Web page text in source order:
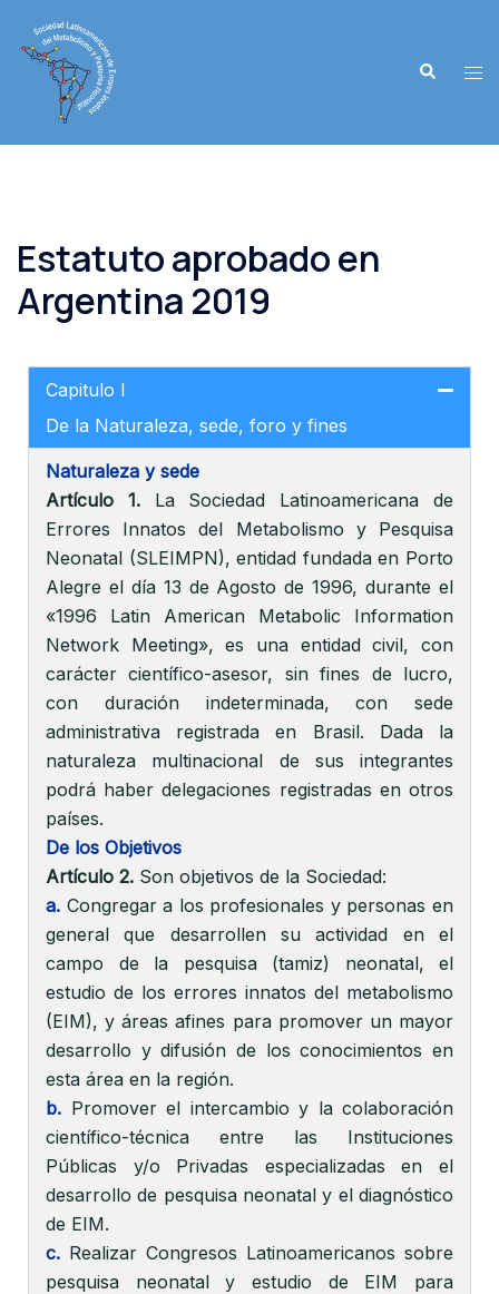
Estatuto aprobado en
Argentina 2019
Capitulo I
De la Naturaleza, sede, foro y fines
Naturaleza y sede
Artículo 1.La Sociedad Latinoamericana de
Errores Innatos del Metabolismo y Pesquisa
Neonatal (SLEIMPN), entidad fundada en Porto
Alegre el día 13 de Agosto de 1996, durante el
«1996 Latin American Metabolic Information
Network Meeting», es una entidad civil, con
carácter científico-asesor, sin fines de lucro,
con duración indeterminada, con sede
administrativa registrada en Brasil. Dada la
naturaleza multinacional de sus integrantes
podrá haber delegaciones registradas en otros
países.
De los Objetivos
Artículo 2. Son objetivos de la Sociedad:
a. Congregar a los profesionales y personas en
general que desarrollen su actividad en el
campo de la pesquisa (tamiz) neonatal, el
estudio de los errores innatos del metabolismo
(EIM), y áreas afines para promover un mayor
desarrollo y difusión de los conocimientos en
esta área en la región.
b. Promover el intercambio y la colaboración
científico-técnica entre las Instituciones
Públicas y/o Privadas especializadas en el
desarrollo de pesquisa neonatal y el diagnóstico
de EIM.
c. Realizar Congresos Latinoamericanos sobre
pesquisa neonatal y estudio de EIM para